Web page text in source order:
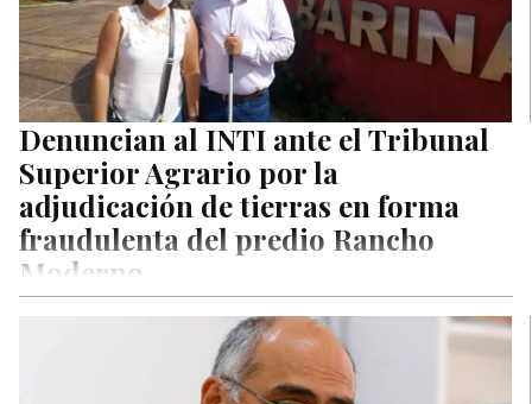
Denuncian al INTI ante el Tribunal
Superior Agrario por la
adjudicación de tierras en forma
fraudulenta del predio Rancho
Moderno
Justicia un grupo de abogados acompañando al Dr….